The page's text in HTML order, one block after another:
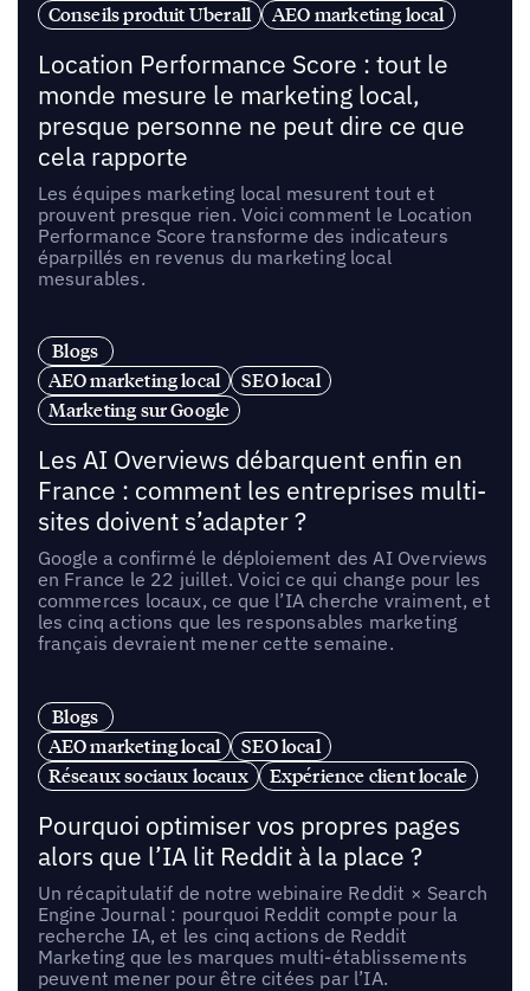
Conseils produit Uberall
AEO marketing local
Location Performance Score : tout le
monde mesure le marketing local,
presque personne ne peut dire ce que
cela rapporte
Les équipes marketing local mesurent tout et
prouvent presque rien. Voici comment le Location
Performance Score transforme des indicateurs
éparpillés en revenus du marketing local
mesurables.
Blogs
AEO marketing local
SEO local
Marketing sur Google
Les AI Overviews débarquent enfin en
France : comment les entreprises multi-
sites doivent s’adapter ?
Google a confirmé le déploiement des AI Overviews
en France le 22 juillet. Voici ce qui change pour les
commerces locaux, ce que l’IA cherche vraiment, et
les cinq actions que les responsables marketing
français devraient mener cette semaine.
Blogs
AEO marketing local
SEO local
Réseaux sociaux locaux
Expérience client locale
Pourquoi optimiser vos propres pages
alors que l’IA lit Reddit à la place ?
Un récapitulatif de notre webinaire Reddit × Search
Engine Journal : pourquoi Reddit compte pour la
recherche IA, et les cinq actions de Reddit
Marketing que les marques multi-établissements
peuvent mener pour être citées par l’IA.